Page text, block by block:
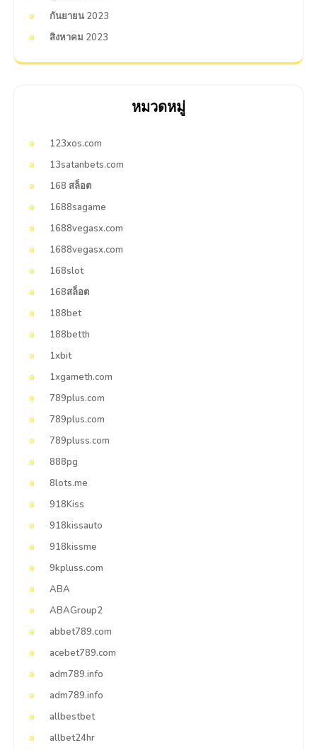
กันยายน 2023
สิงหาคม 2023
หมวดหมู่
123xos.com
13satanbets.com
168 สล็อต
1688sagame
1688vegasx.com
1688vegasx.com
168slot
168สล็อต
188bet
188betth
1xbit
1xgameth.com
789plus.com
789plus.com
789pluss.com
888pg
8lots.me
918Kiss
918kissauto
918kissme
9kpluss.com
ABA
ABAGroup2
abbet789.com
acebet789.com
adm789.info
adm789.info
allbestbet
allbet24hr